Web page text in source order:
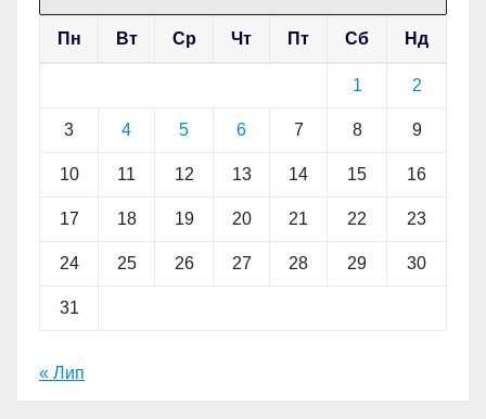
Пн Вт Ср Чт Пт Сб Нд
1 2
3 4 5 6 7 8 9
10 11 12 13 14 15 16
17 18 19 20 21 22 23
24 25 26 27 28 29 30
31
« Лип